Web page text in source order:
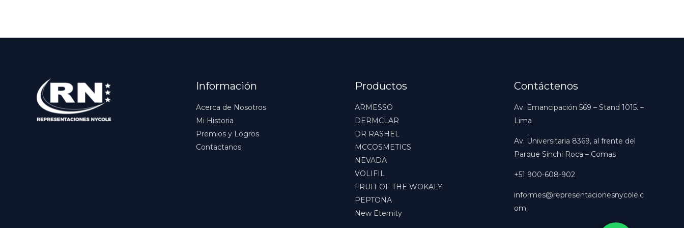
Información
Acerca de Nosotros
Mi Historia
Premios y Logros
Contactanos
Productos
ARMESSO
DERMCLAR
DR RASHEL
MCCOSMETICS
NEVADA
VOLIFIL
FRUIT OF THE WOKALY
PEPTONA
New Eternity
Contáctenos
Av. Emancipación 569 – Stand 1015. –
Lima
Av. Universitaria 8369, al frente del
Parque Sinchi Roca – Comas
+51 900-608-902
informes@representacionesnycole.c
om